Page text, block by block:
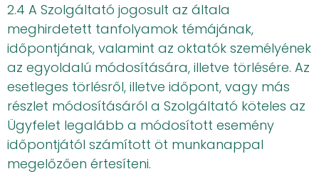
2.4 A Szolgáltató jogosult az általa
meghirdetett tanfolyamok témájának,
időpontjának, valamint az oktatók személyének
az egyoldalú módosítására, illetve törlésére. Az
esetleges törlésről, illetve időpont, vagy más
részlet módosításáról a Szolgáltató köteles az
Ügyfelet legalább a módosított esemény
időpontjától számított öt munkanappal
megelőzően értesíteni.